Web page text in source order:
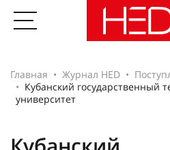
Главная Журнал HED
Кубанский государственный
университет